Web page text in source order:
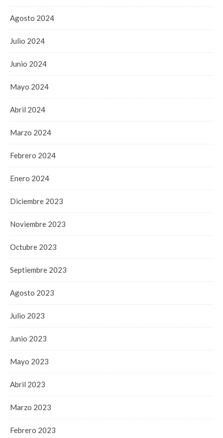
Agosto 2024
Julio 2024
Junio 2024
Mayo 2024
Abril 2024
Marzo 2024
Febrero 2024
Enero 2024
Diciembre 2023
Noviembre 2023
Octubre 2023
Septiembre 2023
Agosto 2023
Julio 2023
Junio 2023
Mayo 2023
Abril 2023
Marzo 2023
Febrero 2023